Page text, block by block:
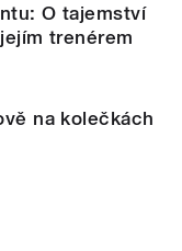
O tajemství
trenérem
na kolečkách